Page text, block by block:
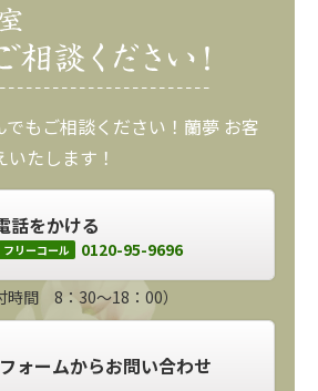
でもご相談ください！蘭夢 お客
たします！
話をかける
フリーコール 0120-95-9696
時間 8：30～18：00）
ォームからお問い合わせ